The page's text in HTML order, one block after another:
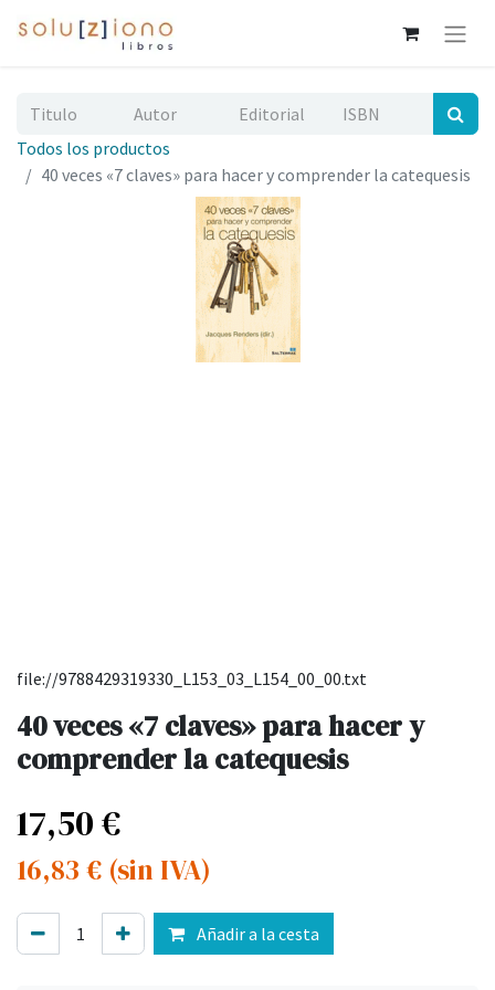
Todos los productos
40 veces «7 claves» para hacer y comprender la catequesis
file://9788429319330_L153_03_L154_00_00.txt
40 veces «7 claves» para hacer y
comprender la catequesis
17,50€
16,83 € (sin IVA)
Añadir a la cesta